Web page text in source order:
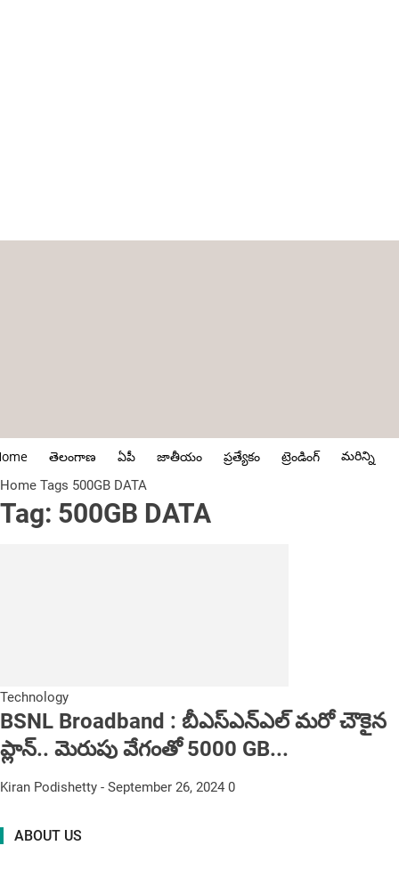
తెలంగాణ ఏపీ జాతీయం ప్రత్యేకం ట్రెండింగ్ మరిన్ని
Home Tags 500GB DATA
Tag: 500GB DATA
Technology
BSNL Broadband : బీఎస్‌ఎన్‌ఎల్ మరో చౌకైన
ప్లాన్‌.. మెరుపు వేగంతో 5000 GB...
Kiran Podishetty - September 26, 2024 0
ABOUT US